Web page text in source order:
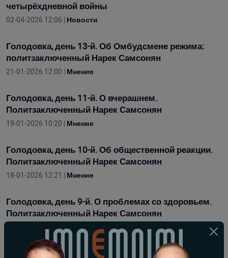
четырёхдневной войны
02-04-2026 12:06 | Новости
Голодовка, день 13-й. Об Омбудсмене режима:
политзаключенный Нарек Самсонян
21-01-2026 12:00 | Мнение
Голодовка, день 11-й. О вчерашнем.
Политзаключенный Нарек Самсонян
19-01-2026 10:20 | Мнение
Голодовка, день 10-й. Об общественной реакции.
Политзаключенный Нарек Самсонян
18-01-2026 12:21 | Мнение
Голодовка, день 9-й. О проблемах со здоровьем.
Политзаключенный Нарек Самсонян
17-01-2026 11:54 |Мнение
Голодовка, день 7-й. Возвращение 4 пленных и